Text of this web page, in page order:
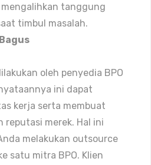
tanggung
timbul masalah.
oleh penyedia BPO
ini dapat
kerja serta membuat
reputasi merek. Hal ini
melakukan outsource
satu mitra BPO. Klien